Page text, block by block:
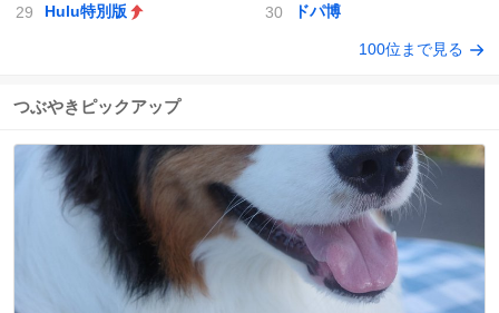
Hulu特別版 ドパ博
100位まで見る
つぶやきピックアップ